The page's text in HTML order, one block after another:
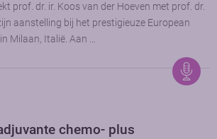
prof. dr. ir. Koos van der Hoeven met prof. dr.
aanstelling bij het prestigieuze European
Milaan, Italië. Aan …
chemo- plus